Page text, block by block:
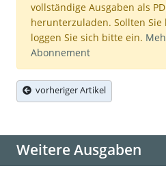
vollständige Ausgaben als
herunterzuladen. Sollten
loggen Sie sich bitte ein.
Abonnement
vorheriger Artikel
Weitere Ausgaben